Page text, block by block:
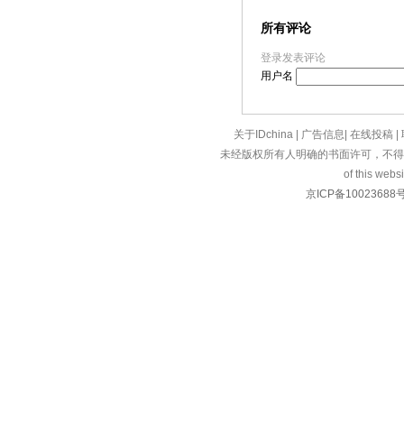
所有评论
登录发表评论
用户名
关于IDchina 广告信息 在线投稿
未经版权所有人明确的书面许可，不
of this
京ICP备10023688